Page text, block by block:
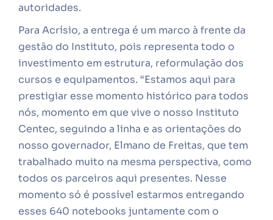
autoridades.
Para Acrísio, a entrega é um marco à frente da
gestão do Instituto, pois representa todo o
investimento em estrutura, reformulação dos
cursos e equipamentos. “Estamos aqui para
prestigiar esse momento histórico para todos
nós, momento em que vive o nosso Instituto
Centec, seguindo a linha e as orientações do
nosso governador, Elmano de Freitas, que tem
trabalhado muito na mesma perspectiva, como
todos os parceiros aqui presentes. Nesse
momento só é possível estarmos entregando
esses 640 notebooks juntamente com o